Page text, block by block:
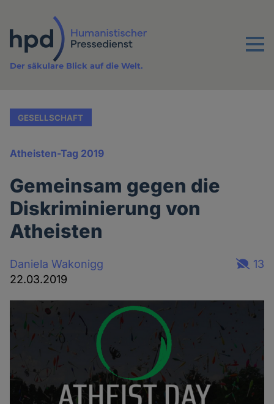
Inhalt
Menu
Der säkulare Blick auf die Welt.
GESELLSCHAFT
Atheisten-Tag 2019
Gemeinsam gegen die
Diskriminierung von
Atheisten
Daniela Wakonigg
22.03.2019
13